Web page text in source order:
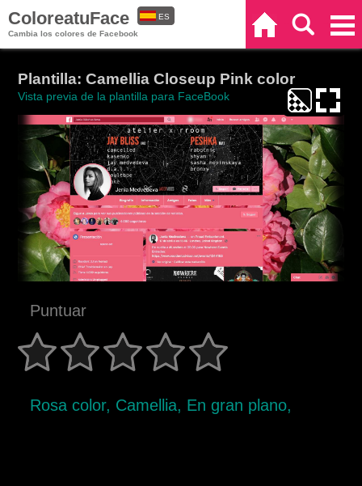
ColoreatuFace
Cambia los colores de Facebook
ES
Plantilla: Camellia Closeup Pink color
Vista previa de la plantilla para FaceBook
Puntuar
Rosa color, Camellia, En gran plano,